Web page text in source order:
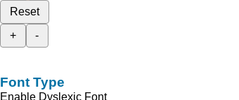
Reset
+
-
Font Type
Enable Dyslexic Font